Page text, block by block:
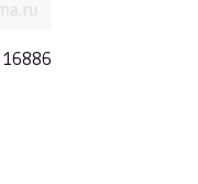
16886